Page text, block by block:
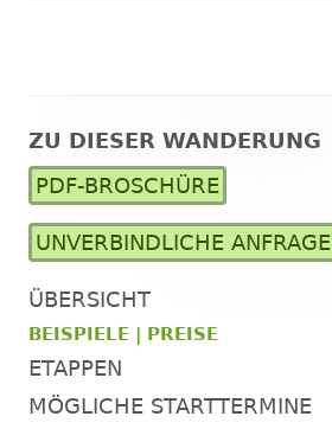
Haupt-
Seitenleiste
ZU DIESER WANDERUNG
PDF-BROSCHÜRE
UNVERBINDLICHE ANFRAGE
ÜBERSICHT
BEISPIELE | PREISE
ETAPPEN
MÖGLICHE STARTTERMINE